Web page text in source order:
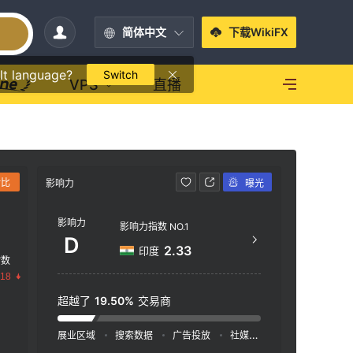
简体中文
language? Switch
下载WikiFX
VPS 直播
影响力
影响力
D
影响力指数 NO.1
印度 2.33
超越了 19.50% 交易商
展业区域 搜索数据 广告投放 社媒指数
曝光